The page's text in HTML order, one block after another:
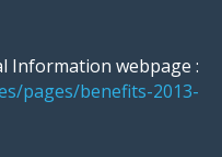
Information webpage :
pages/benefits-2013-